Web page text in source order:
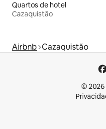
Quartos de hotel
Cazaquistão
Airbnb Cazaquistão
© 2026